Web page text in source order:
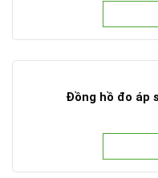
Đồng hồ đo áp